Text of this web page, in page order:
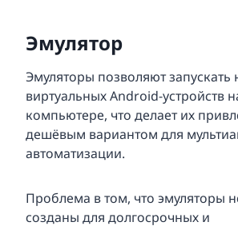
Эмулятор
Эмуляторы позволяют запускать
виртуальных Android-устройств
компьютере, что делает их
дешёвым вариантом для
автоматизации.
Проблема в том, что эмуляторы
созданы для долгосрочных и